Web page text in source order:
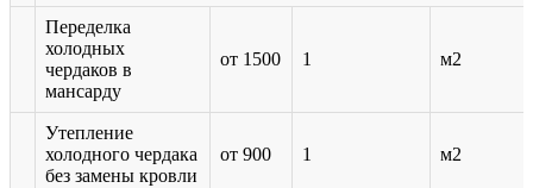
Переделка
холодных
чердаков в
мансарду
от 1500 1 м2
Утепление
холодного чердака
без замены кровли
от 900 1 м2